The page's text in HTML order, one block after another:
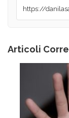
Articoli